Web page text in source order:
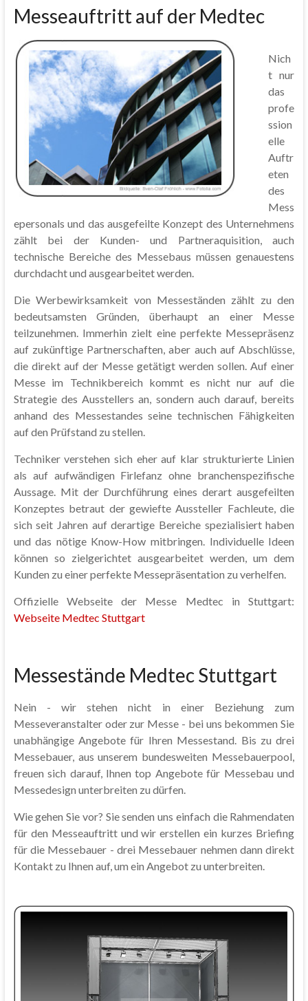
Messeauftritt auf der Medtec
Nich
t nur
das
profe
ssion
elle
Auftr
eten
des
Mess
epersonals und das ausgefeilte Konzept des Unternehmens
zählt bei der Kunden- und Partneraquisition, auch
technische Bereiche des Messebaus müssen genauestens
durchdacht und ausgearbeitet werden.
Die Werbewirksamkeit von Messeständen zählt zu den
bedeutsamsten Gründen, überhaupt an einer Messe
teilzunehmen. Immerhin zielt eine perfekte Messepräsenz
auf zukünftige Partnerschaften, aber auch auf Abschlüsse,
die direkt auf der Messe getätigt werden sollen. Auf einer
Messe im Technikbereich kommt es nicht nur auf die
Strategie des Ausstellers an, sondern auch darauf, bereits
anhand des Messestandes seine technischen Fähigkeiten
auf den Prüfstand zu stellen.
Techniker verstehen sich eher auf klar strukturierte Linien
als auf aufwändigen Firlefanz ohne branchenspezifische
Aussage. Mit der Durchführung eines derart ausgefeilten
Konzeptes betraut der gewiefte Aussteller Fachleute, die
sich seit Jahren auf derartige Bereiche spezialisiert haben
und das nötige Know-How mitbringen. Individuelle Ideen
können so zielgerichtet ausgearbeitet werden, um dem
Kunden zu einer perfekte Messepräsentation zu verhelfen.
Offizielle Webseite der Messe Medtec in Stuttgart:
Webseite Medtec Stuttgart
Messestände Medtec Stuttgart
Nein - wir stehen nicht in einer Beziehung zum
Messeveranstalter oder zur Messe - bei uns bekommen Sie
unabhängige Angebote für Ihren Messestand. Bis zu drei
Messebauer, aus unserem bundesweiten Messebauerpool,
freuen sich darauf, Ihnen top Angebote für Messebau und
Messedesign unterbreiten zu dürfen.
Wie gehen Sie vor? Sie senden uns einfach die Rahmendaten
für den Messeauftritt und wir erstellen ein kurzes Briefing
für die Messebauer - drei Messebauer nehmen dann direkt
Kontakt zu Ihnen auf, um ein Angebot zu unterbreiten.